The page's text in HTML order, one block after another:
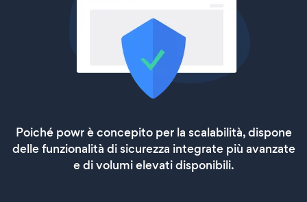
Poiché powr è concepito per la scalabilità, dispone
delle funzionalità di sicurezza integrate più avanzate
e di volumi elevati disponibili.